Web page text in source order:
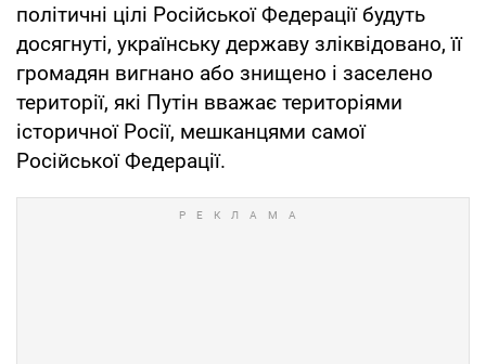
політичні цілі Російської Федерації будуть
досягнуті, українську державу зліквідовано, її
громадян вигнано або знищено і заселено
території, які Путін вважає територіями
історичної Росії, мешканцями самої
Російської Федерації.